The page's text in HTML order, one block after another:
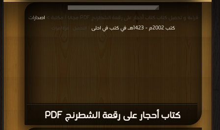
كتاب أحجار على رقعة الشطرنج PDF
قراءة و تحميل كتاب كتاب أحجار على رقعة الشطرنج PDF مجانا | مكتبة >
اصدارات
كتب 2002م - 1423هـ في كتب في احلى
| التحميل : مرة/مرات